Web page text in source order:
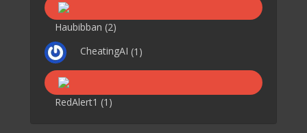
Haubibban (2)
CheatingAI (1)
RedAlert1 (1)